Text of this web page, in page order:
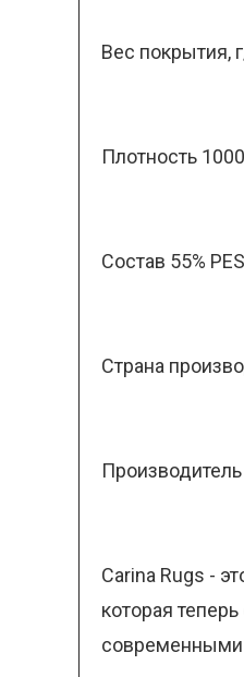
Вес покрытия,
Плотность
Состав 55%
Страна
Carina Rugs -
которая
современными